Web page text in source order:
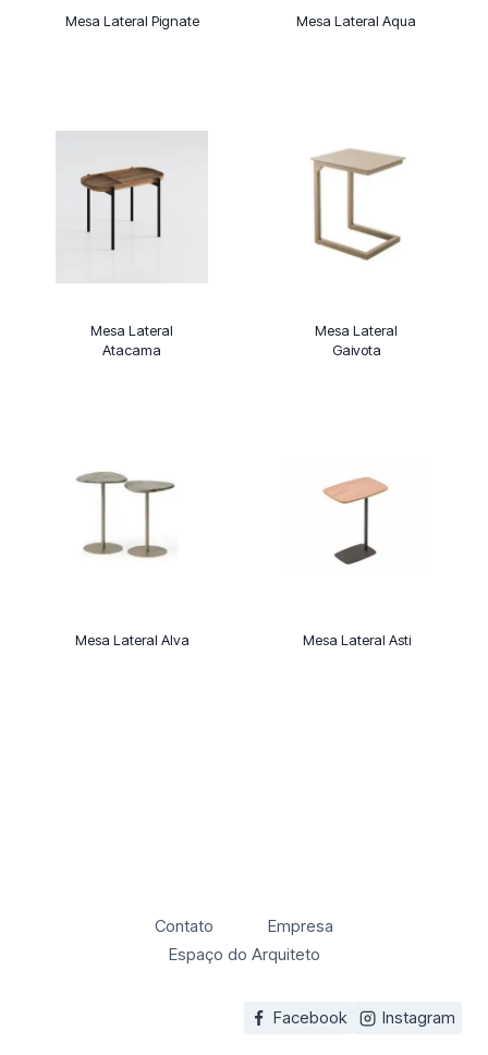
Mesa Lateral Pignate Mesa Lateral Aqua
Mesa Lateral
Atacama
Mesa Lateral
Gaivota
Mesa Lateral Alva Mesa Lateral Asti
Contato
Empresa
Espaço do Arquiteto
Facebook Instagram